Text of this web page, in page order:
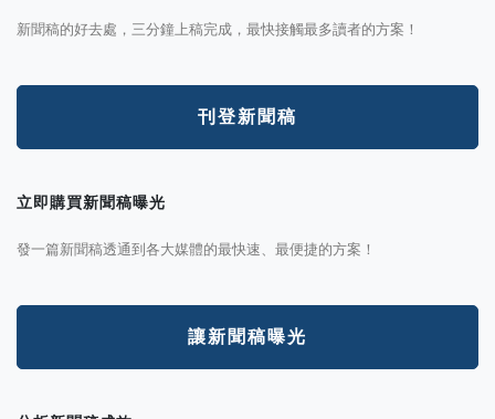
新聞稿的好去處，三分鐘上稿完成，最快接觸最多讀者的方案！
刊登新聞稿
立即購買新聞稿曝光
發一篇新聞稿透通到各大媒體的最快速、最便捷的方案！
讓新聞稿曝光